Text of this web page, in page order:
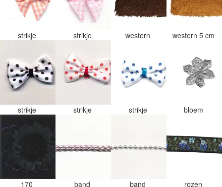
strikje strikje western western 5 cm
strikje strikje strikje bloem
170 band band rozen